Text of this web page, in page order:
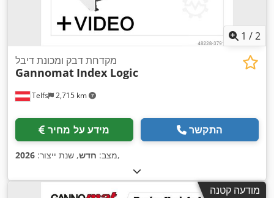
1 /2
Telfs 2,715 km
מקדחת דבק ומכונת דיבל
Gannomat Index Logic
מידע על מחיר התקשר
מצב: חדש, שנת ייצור: 2026 ,
מודעה קטנה